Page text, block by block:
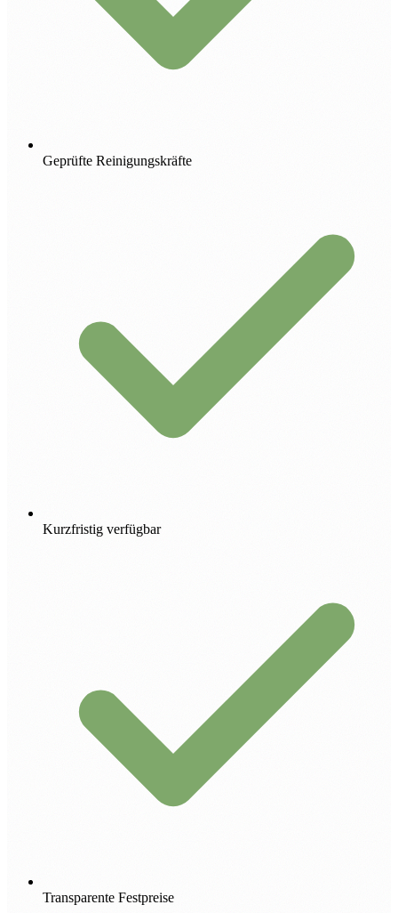
Geprüfte Reinigungskräfte
Kurzfristig verfügbar
Transparente Festpreise